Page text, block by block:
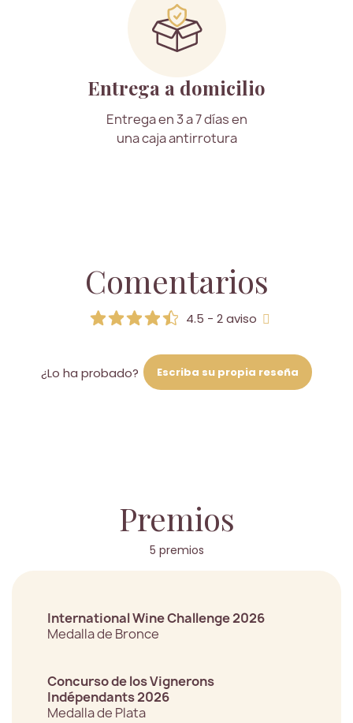
Entrega a domicilio
Entrega en 3 a 7 días en
una caja antirrotura
Comentarios
4.5 - 2 aviso
¿Lo ha probado? Escriba su propia reseña
Premios
5 premios
International Wine Challenge 2026
Medalla de Bronce
Concurso de los Vignerons
Indépendants 2026
Medalla de Plata